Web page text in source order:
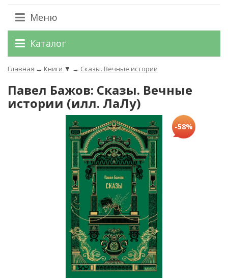
Меню
Каталог
Главная → Книги ▼ → Сказы. Вечные истории
Павел Бажов: Сказы. Вечные
истории (илл. ЛаЛу)
-58%